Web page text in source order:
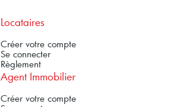
Locataires
Créer votre compte
Se connecter
Règlement
Agent Immobilier
Créer votre compte